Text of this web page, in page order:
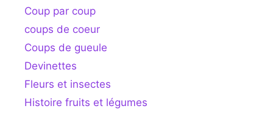
Coup par coup
coups de coeur
Coups de gueule
Devinettes
Fleurs et insectes
Histoire fruits et légumes